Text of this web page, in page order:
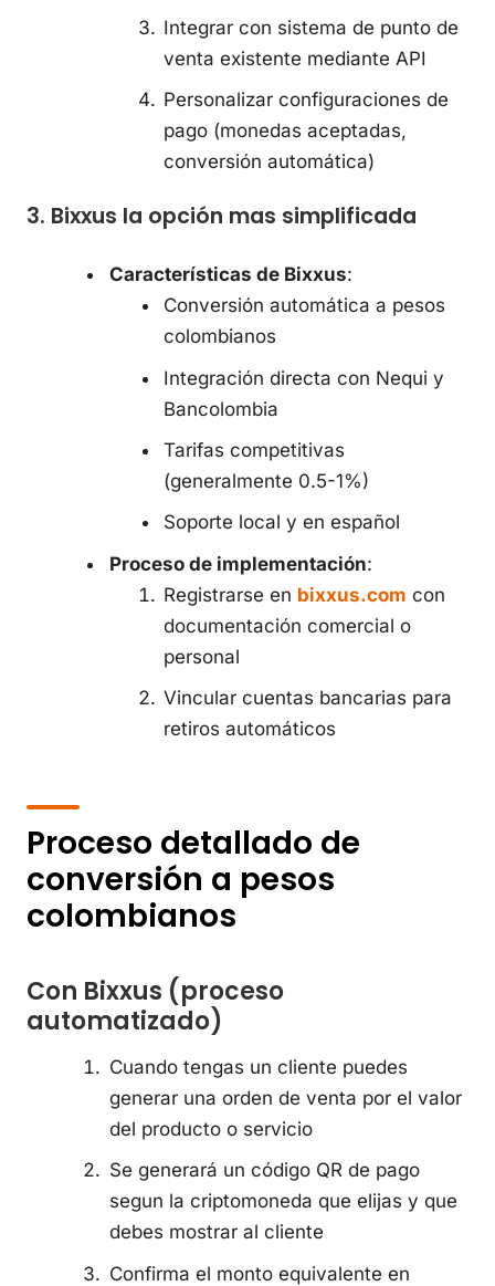
Integrar con sistema de punto de
venta existente mediante API
Personalizar configuraciones de
pago (monedas aceptadas,
conversión automática)
3. Bixxus la opción mas simplificada
Características de Bixxus:
Conversión automática a pesos
colombianos
Integración directa con Nequi y
Bancolombia
Tarifas competitivas
(generalmente 0.5-1%)
Soporte local y en español
Proceso de implementación:
Registrarse en bixxus.com con
documentación comercial o
personal
Vincular cuentas bancarias para
retiros automáticos
Proceso detallado de
conversión a pesos
colombianos
Con Bixxus (proceso
automatizado)
Cuando tengas un cliente puedes
generar una orden de venta por el valor
del producto o servicio
Se generará un código QR de pago
segun la criptomoneda que elijas y que
debes mostrar al cliente
Confirma el monto equivalente en